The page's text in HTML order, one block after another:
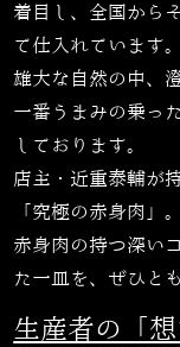
着目し、全国から
て仕入れています。
雄大な自然の中、
一番うまみの乗っ
しております。
店主・近重泰輔が
「究極の赤身肉」。
赤身肉の持つ深い
た一皿を、ぜひと
生産者の「